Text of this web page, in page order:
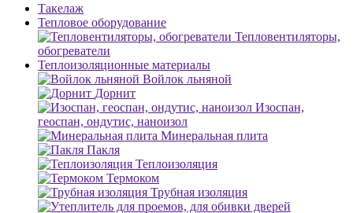
Такелаж
Тепловое оборудование
Тепловентиляторы,
обогреватели
Теплоизоляционные материалы
Войлок льняной
Дорнит
Изоспан,
геоспан, ондутис, наноизол
Минеральная плита
Пакля
Теплоизоляция
Термоком
Трубная изоляция